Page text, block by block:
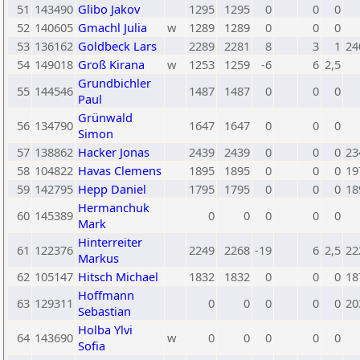
51 143490 Glibo Jakov 1295 1295 0 0
0
52 140605 Gmachl Julia w 1289 1289 0 0
0
53 136162 Goldbeck Lars 2289 2281 8 3 1
54 149018 Groß Kirana w 1253 1259 -6 6 2,5
55 144546 Grundbichler
Paul
1487 1487 0 0 0
56 134790 Grünwald
Simon
1647 1647 0 0
0
57 138862 Hacker Jonas 2439 2439 0 0 0
58 104822 Havas Clemens 1895 1895 0 0 0
59 142795 Hepp Daniel 1795 1795 0 0 0
60 145389 Hermanchuk
Mark
0 0 0 0 0
61 122376 Hinterreiter
Markus
2249 2268 -19 6 2,5
62 105147 Hitsch Michael 1832 1832 0 0 0
63 129311 Hoffmann
Sebastian
0 0 0 0 0
64 143690 Holba Ylvi
Sofia
w 0 0 0 0 0